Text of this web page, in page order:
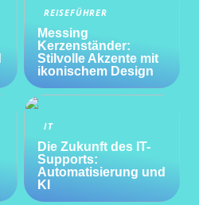
REISEFÜHRER
Messing
Kerzenständer:
Stilvolle Akzente mit
ikonischem Design
IT
Die Zukunft des IT-
Supports:
Automatisierung und
KI